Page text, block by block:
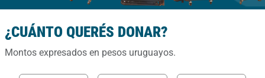
¿CUÁNTO QUERÉS DONAR?
Montos expresados en pesos uruguayos.